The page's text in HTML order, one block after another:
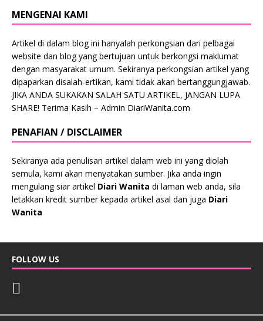
MENGENAI KAMI
Artikel di dalam blog ini hanyalah perkongsian dari pelbagai
website dan blog yang bertujuan untuk berkongsi maklumat
dengan masyarakat umum. Sekiranya perkongsian artikel yang
dipaparkan disalah-ertikan, kami tidak akan bertanggungjawab.
JIKA ANDA SUKAKAN SALAH SATU ARTIKEL, JANGAN LUPA
SHARE! Terima Kasih – Admin DiariWanita.com
PENAFIAN / DISCLAIMER
Sekiranya ada penulisan artikel dalam web ini yang diolah
semula, kami akan menyatakan sumber. Jika anda ingin
mengulang siar artikel Diari Wanita di laman web anda, sila
letakkan kredit sumber kepada artikel asal dan juga Diari
Wanita
FOLLOW US